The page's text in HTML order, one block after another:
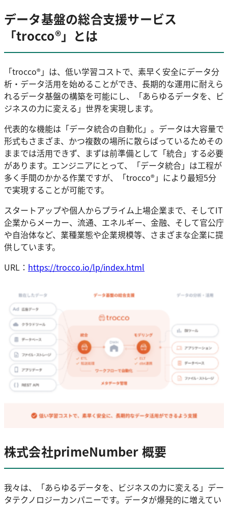
データ基盤の総合支援サービス
「trocco®」とは
「trocco®」は、低い学習コストで、素早く安全にデータ分
析・データ活用を始めることができ、長期的な運用に耐えら
れるデータ基盤の構築を可能にし、「あらゆるデータを、ビ
ジネスの力に変える」世界を実現します。
代表的な機能は「データ統合の自動化」。データは大容量で
形式もさまざま、かつ複数の場所に散らばっているためその
ままでは活用できず、まずは前準備として「統合」する必要
があります。エンジニアにとって、「データ統合」は工程が
多く手間のかかる作業ですが、「trocco®」により最短5分
で実現することが可能です。
スタートアップや個人からプライム上場企業まで、そしてIT
企業からメーカー、流通、エネルギー、金融、そして官公庁
や自治体など、業種業態や企業規模等、さまざまな企業に提
供しています。
URL： https://trocco.io/lp/index.html
株式会社primeNumber 概要
我々は、「あらゆるデータを、ビジネスの力に変える」デー
タテクノロジーカンパニーです。データが爆発的に増えてい